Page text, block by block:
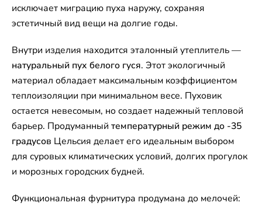
исключает миграцию пуха наружу, сохраняя
эстетичный вид вещи на долгие годы.
Внутри изделия находится эталонный утеплитель —
натуральный пух белого гуся. Этот экологичный
материал обладает максимальным коэффициентом
теплоизоляции при минимальном весе. Пуховик
остается невесомым, но создает надежный тепловой
барьер. Продуманный температурный режим до -35
градусов Цельсия делает его идеальным выбором
для суровых климатических условий, долгих прогулок
и морозных городских будней.
Функциональная фурнитура продумана до мелочей: